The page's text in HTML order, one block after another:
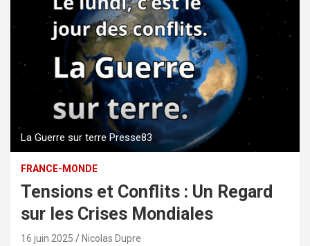
La Guerre sur terre Presse83
FRANCE-MONDE
Tensions et Conflits : Un Regard
sur les Crises Mondiales
16 juin 2025 Nicolas Dupre